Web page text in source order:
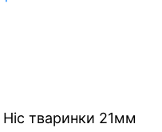
Ніс тваринки 21мм